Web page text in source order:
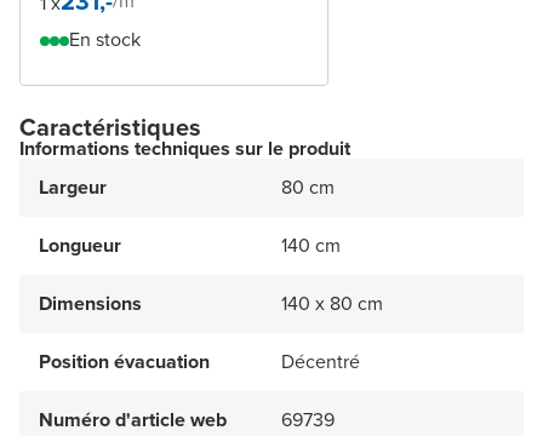
En stock
Caractéristiques
Informations techniques sur le produit
Largeur
80 cm
Longueur 140 cm
Dimensions 140 x 80 cm
Position évacuation Décentré
Numéro d'article web 69739